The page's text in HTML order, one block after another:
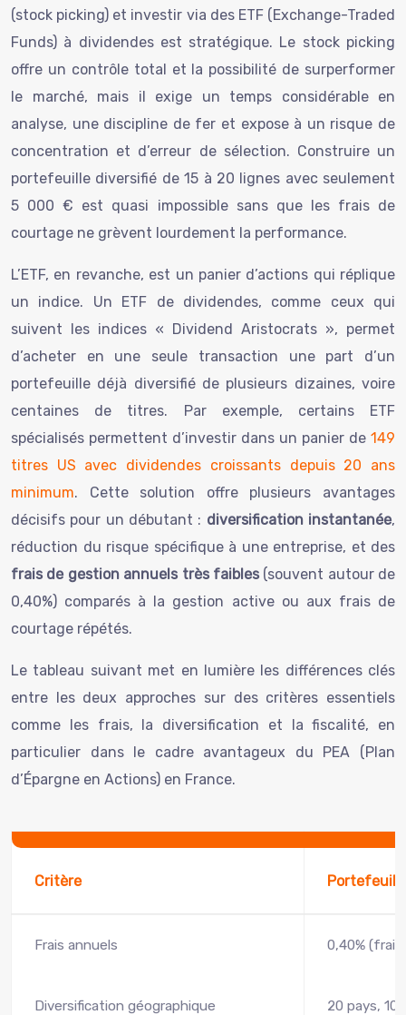
(stock picking) et investir via des ETF (Exchange-Traded
Funds) à dividendes est stratégique. Le stock picking
offre un contrôle total et la possibilité de surperformer
le marché, mais il exige un temps considérable en
analyse, une discipline de fer et expose à un risque de
concentration et d’erreur de sélection. Construire un
portefeuille diversifié de 15 à 20 lignes avec seulement
5 000 € est quasi impossible sans que les frais de
courtage ne grèvent lourdement la performance.
L’ETF, en revanche, est un panier d’actions qui réplique
un indice. Un ETF de dividendes, comme ceux qui
suivent les indices « Dividend Aristocrats », permet
d’acheter en une seule transaction une part d’un
portefeuille déjà diversifié de plusieurs dizaines, voire
centaines de titres. Par exemple, certains ETF
spécialisés permettent d’investir dans un panier de 149
titres US avec dividendes croissants depuis 20 ans
minimum. Cette solution offre plusieurs avantages
décisifs pour un débutant : diversification instantanée,
réduction du risque spécifique à une entreprise, et des
frais de gestion annuels très faibles(souvent autour de
0,40%) comparés à la gestion active ou aux frais de
courtage répétés.
Le tableau suivant met en lumière les différences clés
entre les deux approches sur des critères essentiels
comme les frais, la diversification et la fiscalité, en
particulier dans le cadre avantageux du PEA (Plan
d’Épargne en Actions) en France.
Critère
Frais annuels 0,40% (frais
Diversification géographique 20 pays, 10